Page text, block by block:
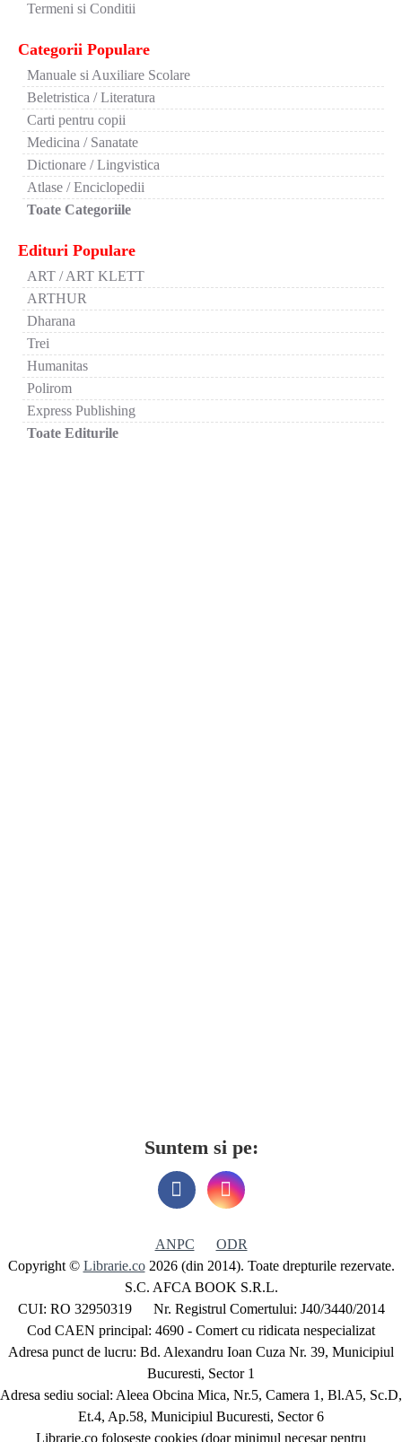
Termeni si Conditii
Categorii Populare
Manuale si Auxiliare Scolare
Beletristica / Literatura
Carti pentru copii
Medicina / Sanatate
Dictionare / Lingvistica
Atlase / Enciclopedii
Toate Categoriile
Edituri Populare
ART / ART KLETT
ARTHUR
Dharana
Trei
Humanitas
Polirom
Express Publishing
Toate Editurile
Suntem si pe:
ANPC
ODR
Copyright © Librarie.co 2026 (din 2014). Toate drepturile rezervate.
S.C. AFCA BOOK S.R.L.
CUI: RO 32950319 Nr. Registrul Comertului: J40/3440/2014
Cod CAEN principal: 4690 - Comert cu ridicata nespecializat
Adresa punct de lucru: Bd. Alexandru Ioan Cuza Nr. 39, Municipiul
Bucuresti, Sector 1
Adresa sediu social: Aleea Obcina Mica, Nr.5, Camera 1, Bl.A5, Sc.D,
Et.4, Ap.58, Municipiul Bucuresti, Sector 6
Librarie.co foloseste cookies (doar minimul necesar pentru